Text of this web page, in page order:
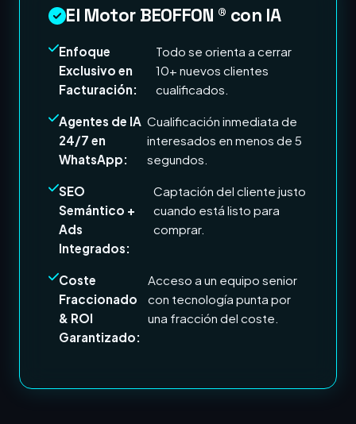
El Motor BEOFFON ® con IA
Enfoque
Exclusivo en
Facturación:
Todo se orienta a cerrar
10+ nuevos clientes
cualificados.
Agentes de IA
24/7 en
WhatsApp:
Cualificación inmediata de
interesados en menos de 5
segundos.
SEO
Semántico +
Ads
Integrados:
Captación del cliente justo
cuando está listo para
comprar.
Coste
Fraccionado
& ROI
Garantizado:
Acceso a un equipo senior
con tecnología punta por
una fracción del coste.